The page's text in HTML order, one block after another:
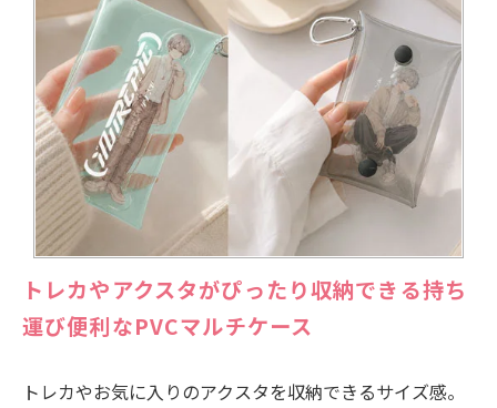
トレカやアクスタがぴったり収納できる持ち
運び便利なPVCマルチケース
トレカやお気に入りのアクスタを収納できるサイズ感。